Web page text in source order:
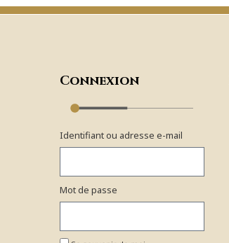
Connexion
Identifiant ou adresse e-mail
Mot de passe